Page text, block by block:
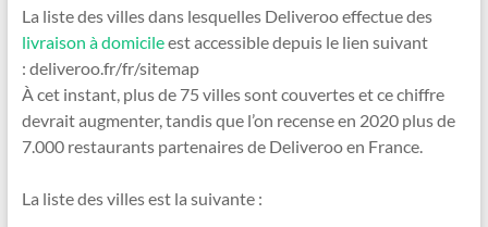
La liste des villes dans lesquelles Deliveroo effectue des
livraison à domicileest accessible depuis le lien suivant
: deliveroo.fr/fr/sitemap
À cet instant, plus de 75 villes sont couvertes et ce chiffre
devrait augmenter, tandis que l’on recense en 2020 plus de
7.000 restaurants partenaires de Deliveroo en France.
La liste des villes est la suivante :